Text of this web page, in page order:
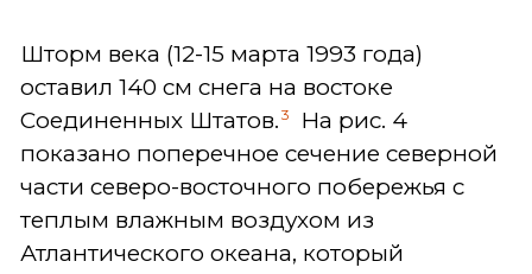
Шторм века (12-15 марта 1993 года)
оставил 140 см снега на востоке
Соединенных Штатов. 3
На рис. 4
показано поперечное сечение северной
части северо-восточного побережья с
теплым влажным воздухом из
Атлантического океана, который